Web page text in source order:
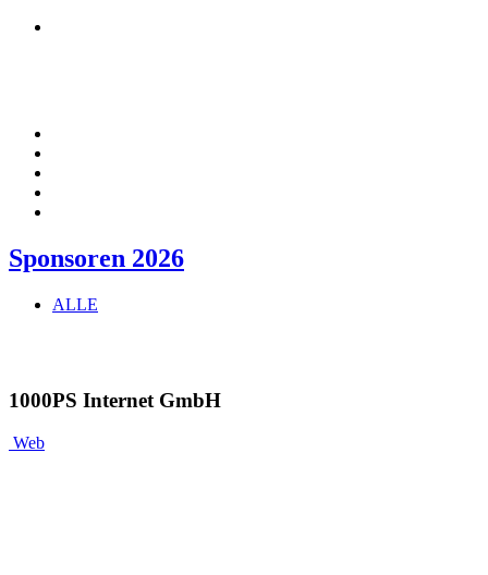
Sponsoren 2026
ALLE
1000PS Internet GmbH
Web